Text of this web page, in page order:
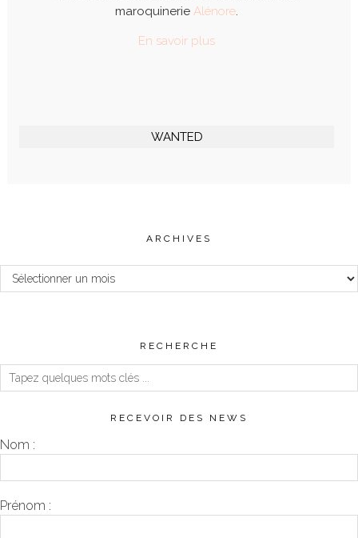
maroquinerie Alénore.
En savoir plus
WANTED
ARCHIVES
Archives
RECHERCHE
RECEVOIR DES NEWS
Nom :
Prénom :